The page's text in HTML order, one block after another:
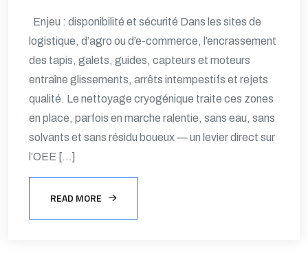
Enjeu : disponibilité et sécurité Dans les sites de
logistique, d’agro ou d’e-commerce, l’encrassement
des tapis, galets, guides, capteurs et moteurs
entraîne glissements, arrêts intempestifs et rejets
qualité. Le nettoyage cryogénique traite ces zones
en place, parfois en marche ralentie, sans eau, sans
solvants et sans résidu boueux — un levier direct sur
l’OEE […]
READ MORE